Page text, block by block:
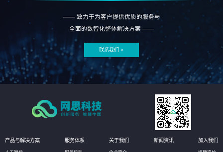
—— 致力于为客户提供优质的服务与
全面的数智化整体解决方案 ——
联系我们 >
产品与解决方案 服务体系 关于我们 新闻资讯 加入我们